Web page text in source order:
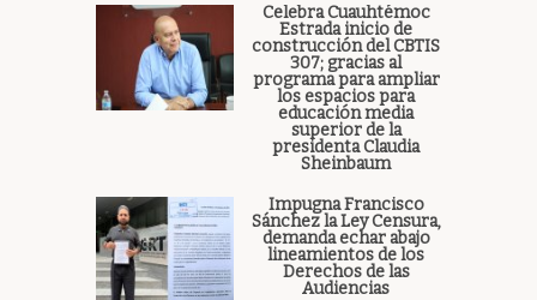
Celebra Cuauhtémoc
Estrada inicio de
construcción del CBTIS
307; gracias al
programa para ampliar
los espacios para
educación media
superior de la
presidenta Claudia
Sheinbaum
Impugna Francisco
Sánchez la Ley Censura,
demanda echar abajo
lineamientos de los
Derechos de las
Audiencias